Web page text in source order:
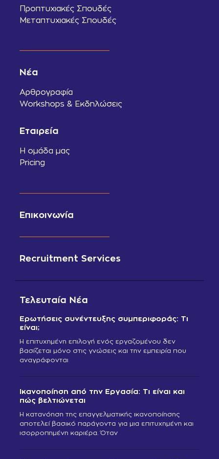
Προπτυχιακές Σπουδές
Μεταπτυχιακές Σπουδές
Νέα
Αρθρογραφία
Workshops & Εκδηλώσεις
Εταιρεία
Η ομάδα μας
Pricing
Επικοινωνία
Recruitment Services
Τελευταία Νέα
Ερωτήσεις συνέντευξης συμπεριφοράς: Τι
είναι;
Η επιτυχημένη επιλογή ενός εργαζομένου δεν
βασίζεται μόνο στις γνώσεις και την εμπειρία που
αναγράφονται
Ικανοποίηση από την Εργασία: Τι είναι και
πώς βελτιώνεται
Η κατανόηση της επαγγελματικής ικανοποίησης
αποτελεί βασικό παράγοντα για μια επιτυχημένη και
ισορροπημένη καριέρα. Όταν